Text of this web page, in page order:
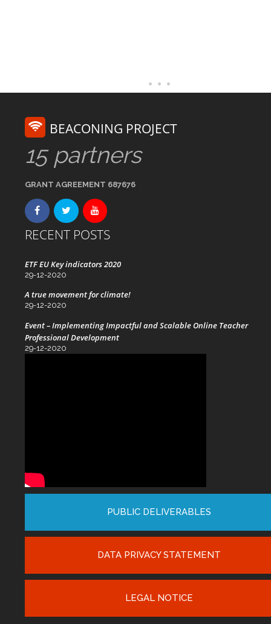
BEACONING PROJECT
15 partners
GRANT AGREEMENT 687676
RECENT POSTS
ETF EU Key indicators 2020
29-12-2020
A true movement for climate!
29-12-2020
Event – Implementing Impactful and Scalable Online Teacher
Professional Development
29-12-2020
PUBLIC DELIVERABLES
DATA PRIVACY STATEMENT
LEGAL NOTICE